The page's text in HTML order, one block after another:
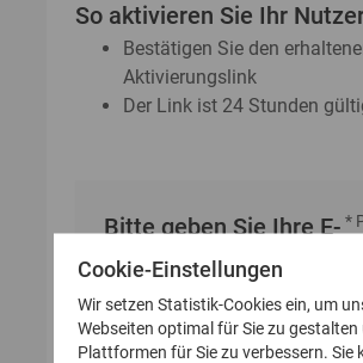
So aktivieren Sie Ihr
Bestätigen Sie den
Aktivierungslink
Der Link ist 24 Stunden
*
Bitte geben Sie Ihre E-
Mail-Adresse an
E-Mail-Adresse
Cookie-Einstellungen
Wir setzen Statistik-Cookies ein, um
Webseiten optimal für Sie zu gestalten
Plattformen für Sie zu verbessern. Sie